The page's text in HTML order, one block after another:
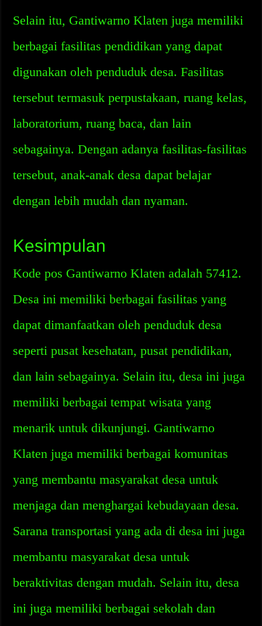
Selain itu, Gantiwarno Klaten juga memiliki
berbagai fasilitas pendidikan yang dapat
digunakan oleh penduduk desa. Fasilitas
tersebut termasuk perpustakaan, ruang kelas,
laboratorium, ruang baca, dan lain
sebagainya. Dengan adanya fasilitas-fasilitas
tersebut, anak-anak desa dapat belajar
dengan lebih mudah dan nyaman.
Kesimpulan
Kode pos Gantiwarno Klaten adalah 57412.
Desa ini memiliki berbagai fasilitas yang
dapat dimanfaatkan oleh penduduk desa
seperti pusat kesehatan, pusat pendidikan,
dan lain sebagainya. Selain itu, desa ini juga
memiliki berbagai tempat wisata yang
menarik untuk dikunjungi. Gantiwarno
Klaten juga memiliki berbagai komunitas
yang membantu masyarakat desa untuk
menjaga dan menghargai kebudayaan desa.
Sarana transportasi yang ada di desa ini juga
membantu masyarakat desa untuk
beraktivitas dengan mudah. Selain itu, desa
ini juga memiliki berbagai sekolah dan